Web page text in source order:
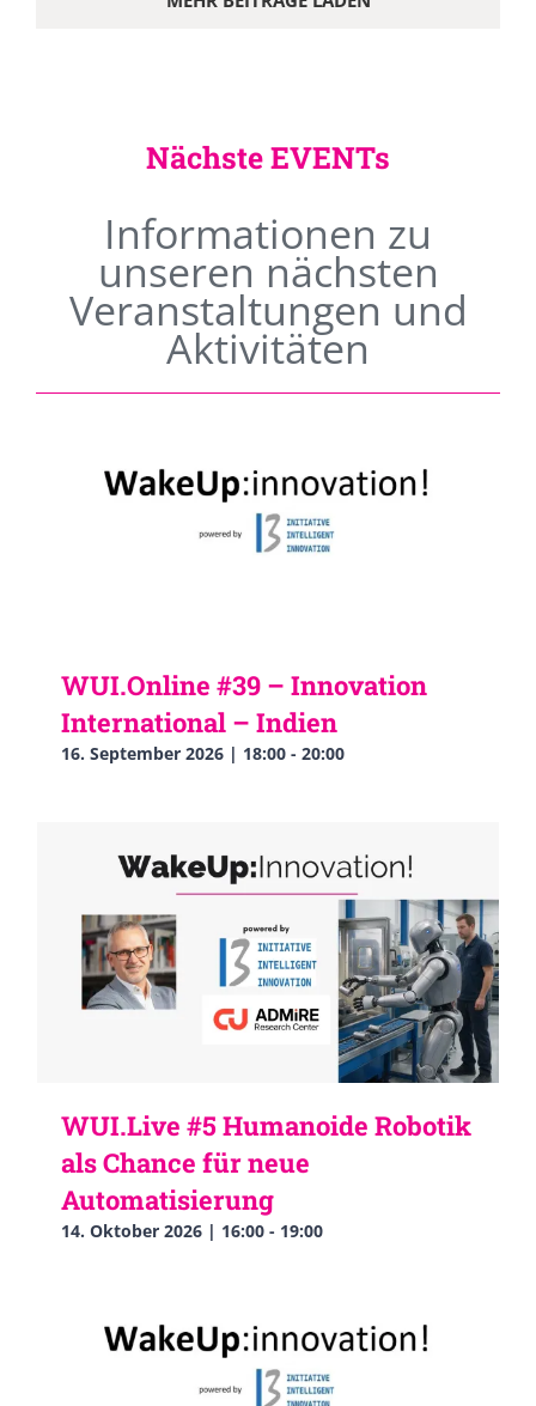
Nächste EVENTs
Informationen zu
unseren nächsten
Veranstaltungen und
Aktivitäten
WUI.Online #39 – Innovation
International – Indien
16. September 2026 | 18:00 - 20:00
WUI.Live #5 Humanoide Robotik
als Chance für neue
Automatisierung
14. Oktober 2026 | 16:00 - 19:00